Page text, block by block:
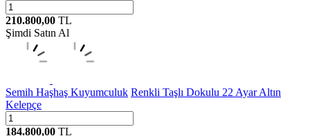
210.800,00 TL
Şimdi Satın Al
Semih Haşhaş Kuyumculuk Renkli Taşlı Dokulu 22 Ayar Altın
Kelepçe
184.800,00 TL